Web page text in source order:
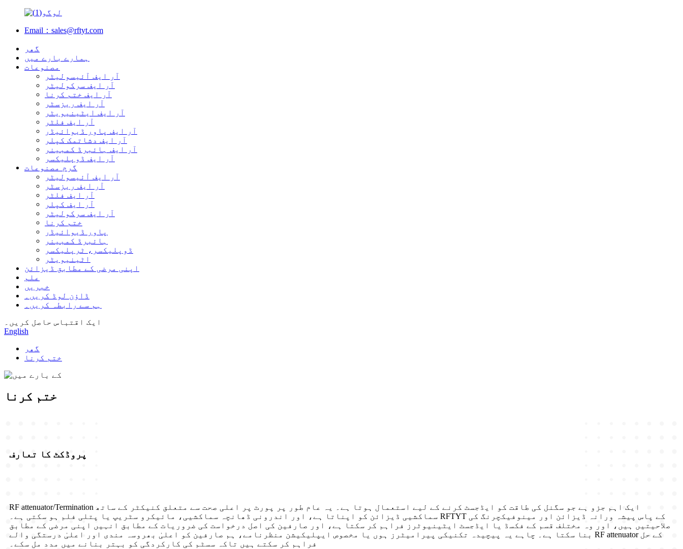
Email：sales@rftyt.com
گھر
ہمارے بارے میں
مصنوعات
آر ایف آئیسولیٹر
آر ایف سرکولیٹر
آر ایف ختم کرنا
آر ایف ریزسٹر
آر ایف ایٹینیویٹر
آر ایف فلٹر
آر ایف پاور ڈیوائیڈر
آر ایف دشاتمک کپلر
آر ایف ہائبرڈ کمبینر
آر ایف ڈوپلیکسر
گرم مصنوعات
آر ایف آئیسولیٹر
آر ایف ریزسٹر
آر ایف فلٹر
آر ایف کپلر
آر ایف سرکولیٹر
ختم کرنا
پاور ڈیوائیڈر
ہائبرڈ کمبینر
ڈوپلیکسر، ٹرپلیکسر
اٹینیویٹر
اپنی مرضی کے مطابق ڈیزائن
علم
خبریں
ڈاؤن لوڈ کریں۔
ہم سے رابطہ کریں۔
ایک اقتباس حاصل کریں۔
English
گھر
ختم کرنا
ختم کرنا
پروڈکٹ کا تعارف
RF attenuator/Termination ایک اہم جزو ہے جو سگنل کی طاقت کو ایڈجسٹ کرنے کے لیے استعمال ہوتا ہے۔ یہ عام طور پر پورٹ پر اعلی صحت سے متعلق کنیکٹر کے ساتھ
سماکشیی ڈیزائن کو اپناتا ہے، اور اندرونی ڈھانچہ سماکشیی، مائیکرو سٹریپ یا پتلی فلم ہو سکتی ہے۔ RFTYT کے پاس پیشہ ورانہ ڈیزائن اور مینوفیکچرنگ کی
صلاحیتیں ہیں، اور وہ مختلف قسم کے فکسڈ یا ایڈجسٹ ایٹینیوٹرز فراہم کر سکتا ہے، اور صارفین کی اصل درخواست کی ضروریات کے مطابق انہیں اپنی مرضی کے مطابق
بنا سکتا ہے۔ چاہے یہ پیچیدہ تکنیکی پیرامیٹرز ہوں یا مخصوص ایپلیکیشن منظرنامے، ہم صارفین کو اعلیٰ بھروسہ مندی اور اعلیٰ درستگی والے RF attenuator کے حل
فراہم کر سکتے ہیں تاکہ سسٹم کی کارکردگی کو بہتر بنانے میں مدد مل سکے۔